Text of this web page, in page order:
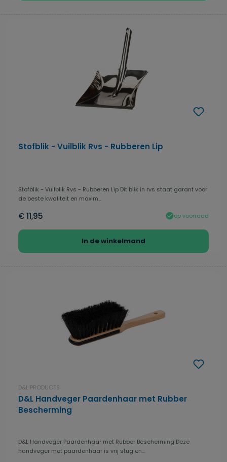
Stofblik - Vuilblik Rvs - Rubberen Lip
Stofblik - Vuilblik Rvs - Rubberen Lip Dit blik in rvs staat garant voor
de beste kwaliteit en maxim...
€ 11,95 op voorraad
In de winkelmand
D&L PRODUCTS
D&L Handveger Paardenhaar met Rubber
Bescherming
D&L Handveger Paardenhaar met Rubber Bescherming Deze
handveger met paardenhaar is vrij stug en...